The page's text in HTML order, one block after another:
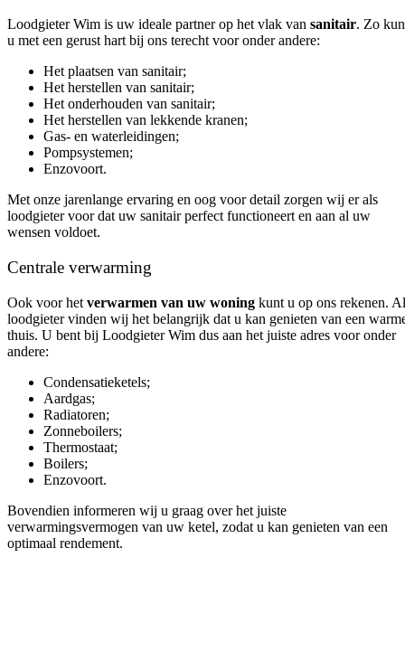
Loodgieter Wim is uw ideale partner op het vlak van sanitair. Zo
u met een gerust hart bij ons terecht voor onder andere:
Het plaatsen van sanitair;
Het herstellen van sanitair;
Het onderhouden van sanitair;
Het herstellen van lekkende kranen;
Gas- en waterleidingen;
Pompsystemen;
Enzovoort.
Met onze jarenlange ervaring en oog voor detail zorgen wij er als
loodgieter voor dat uw sanitair perfect functioneert en aan al uw
wensen voldoet.
Centrale verwarming
Ook voor het verwarmen van uw woning kunt u op ons rekenen.
loodgieter vinden wij het belangrijk dat u kan genieten van een
thuis. U bent bij Loodgieter Wim dus aan het juiste adres voor onder
andere:
Condensatieketels;
Aardgas;
Radiatoren;
Zonneboilers;
Thermostaat;
Boilers;
Enzovoort.
Bovendien informeren wij u graag over het juiste
verwarmingsvermogen van uw ketel, zodat u kan genieten van een
optimaal rendement.